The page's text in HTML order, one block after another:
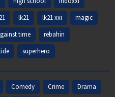
lk21 lk21 xxi
magic
time
rebahin
superhero
Comedy Crime Drama